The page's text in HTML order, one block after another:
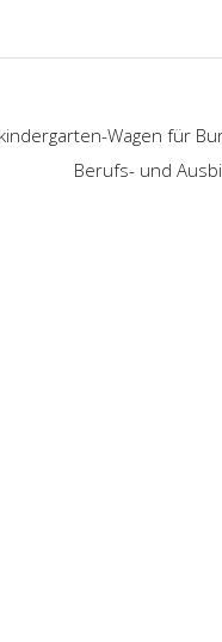
Wagen für
Berufs- und